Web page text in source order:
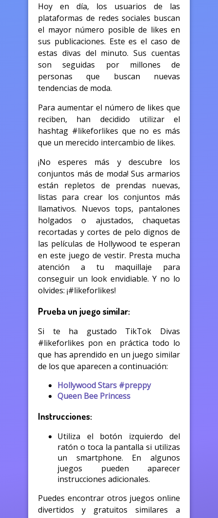
Hoy en día, los usuarios de las
plataformas de redes sociales buscan
el mayor número posible de likes en
sus publicaciones. Este es el caso de
estas divas del minuto. Sus cuentas
son seguidas por millones de
personas que buscan nuevas
tendencias de moda.
Para aumentar el número de likes que
reciben, han decidido utilizar el
hashtag #likeforlikes que no es más
que un merecido intercambio de likes.
¡No esperes más y descubre los
conjuntos más de moda! Sus armarios
están repletos de prendas nuevas,
listas para crear los conjuntos más
llamativos. Nuevos tops, pantalones
holgados o ajustados, chaquetas
recortadas y cortes de pelo dignos de
las películas de Hollywood te esperan
en este juego de vestir. Presta mucha
atención a tu maquillaje para
conseguir un look envidiable. Y no lo
olvides: ¡#likeforlikes!
Prueba un juego similar:
Si te ha gustado TikTok Divas
#likeforlikes pon en práctica todo lo
que has aprendido en un juego similar
de los que aparecen a continuación:
Hollywood Stars #preppy
Queen Bee Princess
Instrucciones:
Utiliza el botón izquierdo del
ratón o toca la pantalla si utilizas
un smartphone. En algunos
juegos pueden aparecer
instrucciones adicionales.
Puedes encontrar otros juegos online
divertidos y gratuitos similares a